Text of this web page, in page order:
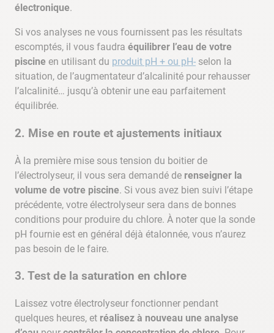
électronique.
Si vos analyses ne vous fournissent pas les résultats
escomptés, il vous faudra équilibrer l’eau de votre
piscine en utilisant du produit pH + ou pH- selon la
situation, de l’augmentateur d’alcalinité pour rehausser
l’alcalinité… jusqu’à obtenir une eau parfaitement
équilibrée.
2. Mise en route et ajustements initiaux
À la première mise sous tension du boitier de
l’électrolyseur, il vous sera demandé de renseigner la
volume de votre piscine. Si vous avez bien suivi l’étape
précédente, votre électrolyseur sera dans de bonnes
conditions pour produire du chlore. À noter que la sonde
pH fournie est en général déjà étalonnée, vous n’aurez
pas besoin de le faire.
3. Test de la saturation en chlore
Laissez votre électrolyseur fonctionner pendant
quelques heures, et réalisez à nouveau une analyse